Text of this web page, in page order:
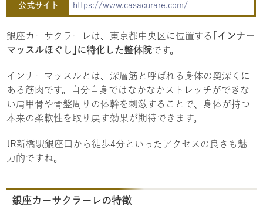
公式サイト https://www.casacurare.com/
銀座カーサクラーレは、東京都中央区に位置する
｢インナー
マッスルほぐし｣に特化した整体院です。
インナーマッスルとは、深層筋と呼ばれる身体の奥深くに
ある筋肉です。自分自身ではなかなかストレッチができな
い肩甲骨や骨盤周りの体幹を刺激することで、身体が持つ
本来の柔軟性を取り戻す効果が期待できます。
JR新橋駅銀座口から徒歩4分といったアクセスの良さも魅
力的ですね。
銀座カーサクラーレの特徴